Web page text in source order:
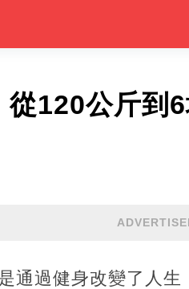
120公斤到
通過健身改變了人